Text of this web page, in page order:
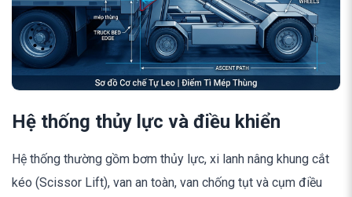
Hệ thống thủy lực và điều khiển
Hệ thống thường gồm bơm thủy lực, xi lanh nâng khung cắt
kéo (Scissor Lift), van an toàn, van chống tụt và cụm điều